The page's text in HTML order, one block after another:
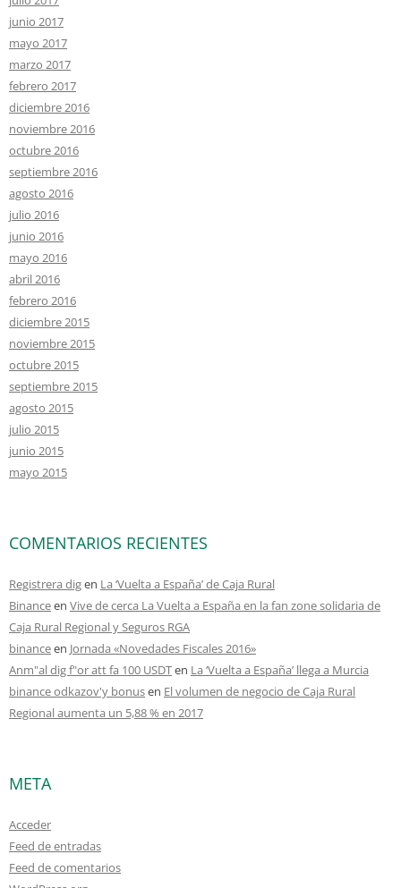
junio 2017
mayo 2017
marzo 2017
febrero 2017
diciembre 2016
noviembre 2016
octubre 2016
septiembre 2016
agosto 2016
julio 2016
junio 2016
mayo 2016
abril 2016
febrero 2016
diciembre 2015
noviembre 2015
octubre 2015
septiembre 2015
agosto 2015
julio 2015
junio 2015
mayo 2015
COMENTARIOS RECIENTES
Registrera digen La ‘Vuelta a España’ de Caja Rural
Binanceen Vive de cerca La Vuelta a España en la fan zone solidaria de
Caja Rural Regional y Seguros RGA
binanceen Jornada «Novedades Fiscales 2016»
Anm"al dig f"or att fa 100 USDTen La ‘Vuelta a España’ llega a Murcia
binance odkazov'y bonusen El volumen de negocio de Caja Rural
Regional aumenta un 5,88 % en 2017
META
Acceder
Feed de entradas
Feed de comentarios